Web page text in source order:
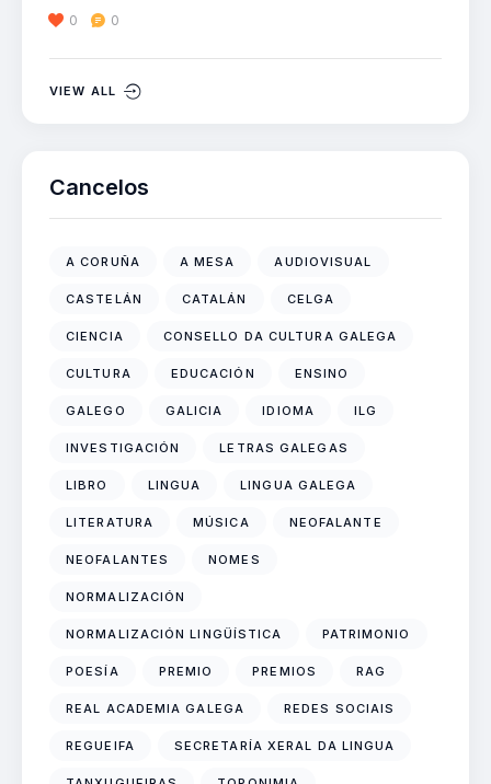
0 0
VIEW ALL
Cancelos
A CORUÑA A MESA AUDIOVISUAL
CASTELÁN CATALÁN CELGA
CIENCIA CONSELLO DA CULTURA GALEGA
CULTURA EDUCACIÓN ENSINO
GALEGO GALICIA IDIOMA ILG
INVESTIGACIÓN LETRAS GALEGAS
LIBRO LINGUA LINGUA GALEGA
LITERATURA MÚSICA NEOFALANTE
NEOFALANTES NOMES
NORMALIZACIÓN
NORMALIZACIÓN LINGÜÍSTICA PATRIMONIO
POESÍA PREMIO PREMIOS RAG
REAL ACADEMIA GALEGA REDES SOCIAIS
REGUEIFA SECRETARÍA XERAL DA LINGUA